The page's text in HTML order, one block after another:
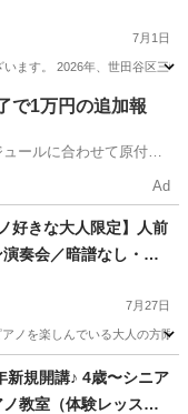
7月1日
います。 2026年、世田谷区
ロフィール
で1万円の追加報
ールに合わせて原付や
Ad
好きな大人限定】人前
奏会／暗譜なし・ミ
7月27日
ノを楽しんでいる大人の方
ロン
新規開講♪ 4歳〜シニア
教室（体験レッスン